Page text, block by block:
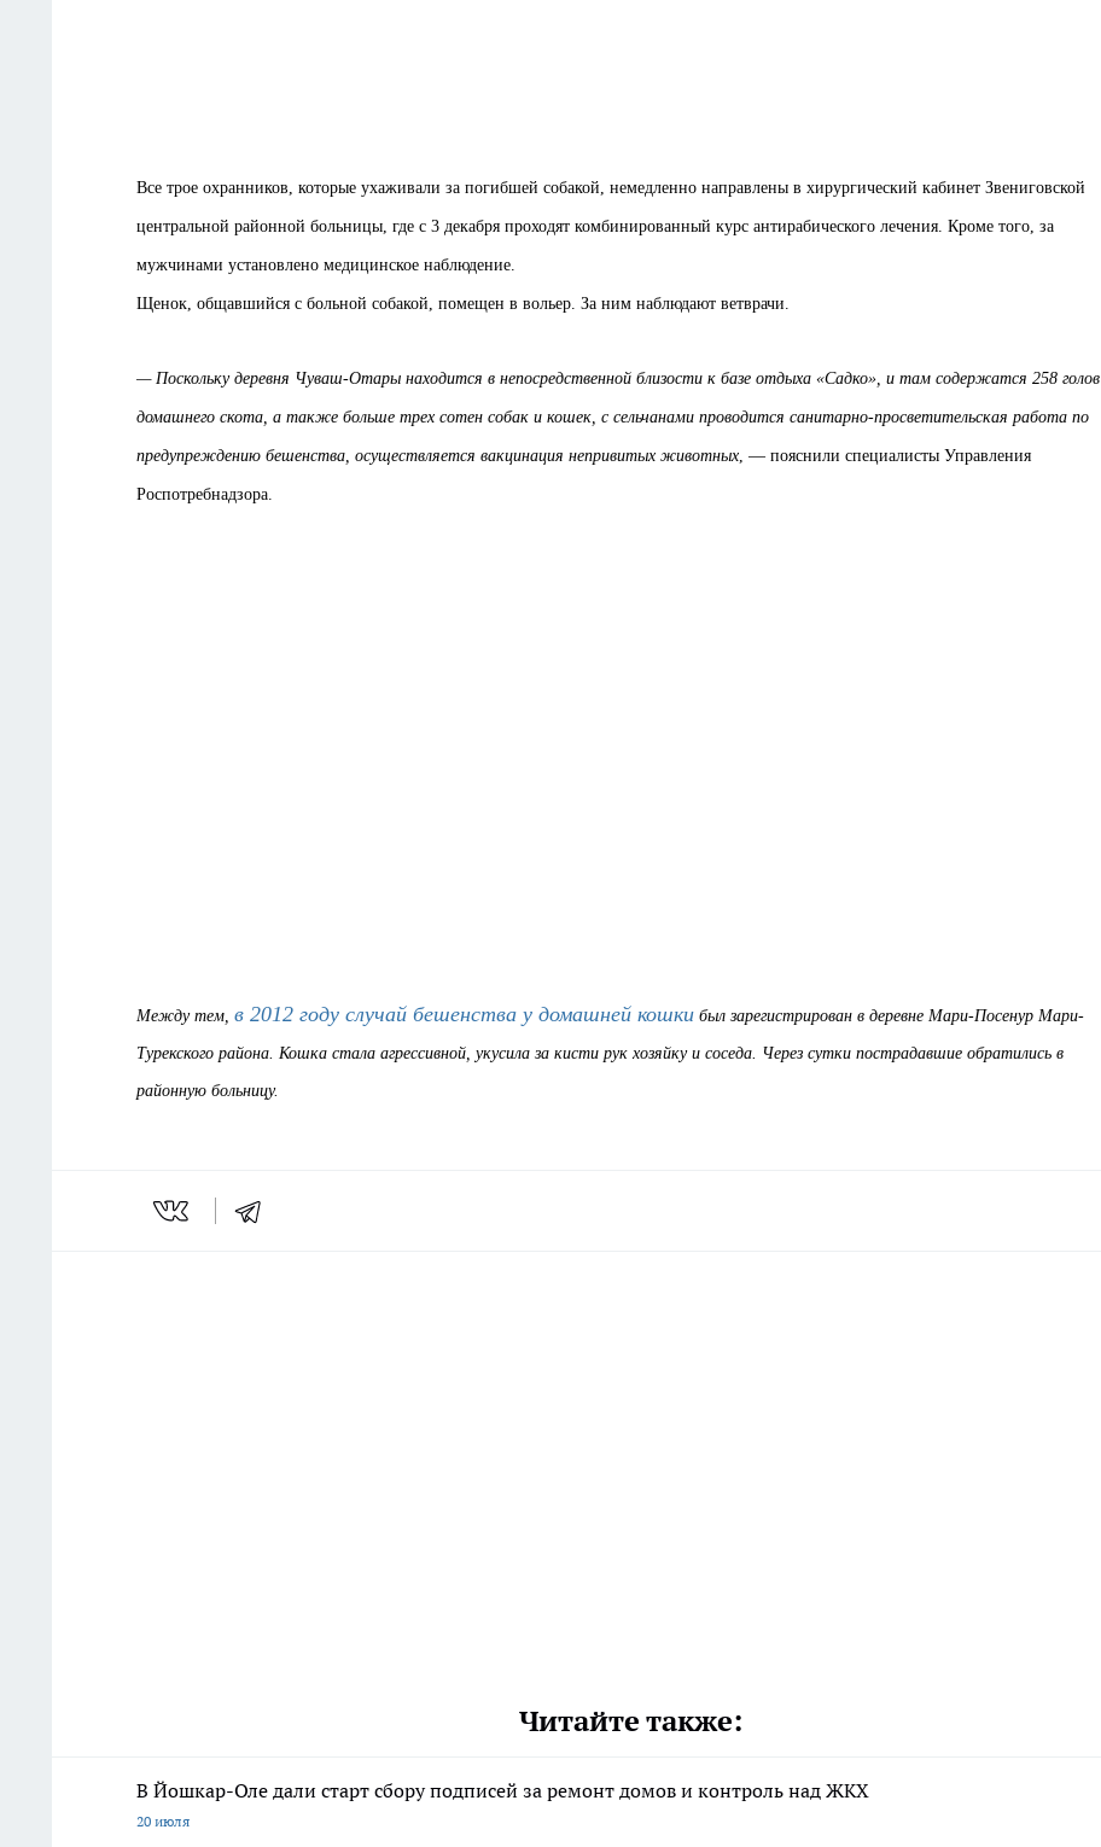
Все трое охранников, которые ухаживали за погибшей собакой, немедленно направлены в хирургический кабинет Звениговской
центральной районной больницы, где с 3 декабря проходят комбинированный курс антирабического лечения. Кроме того, за
мужчинами установлено медицинское наблюдение.
Щенок, общавшийся с больной собакой, помещен в вольер. За ним наблюдают ветврачи.
— Поскольку деревня Чуваш-Отары находится в непосредственной близости к базе отдыха «Садко», и там содержатся 258 голов
домашнего скота, а также больше трех сотен собак и кошек, с сельчанами проводится санитарно-просветительская работа по
предупреждению бешенства, осуществляется вакцинация непривитых животных, — пояснили специалисты Управления
Роспотребнадзора.
Между тем, в 2012 году случай бешенства у домашней кошки был зарегистрирован в деревне Мари-Посенур Мари-
Турекского района. Кошка стала агрессивной, укусила за кисти рук хозяйку и соседа. Через сутки пострадавшие обратились в
районную больницу.
Читайте также:
В Йошкар-Оле дали старт сбору подписей за ремонт домов и контроль над ЖКХ
20 июля